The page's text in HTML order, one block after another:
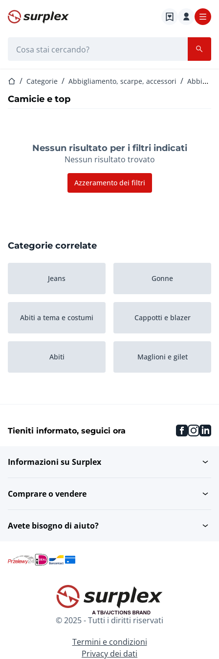
Home
Home Categorie Abbigliamento, scarpe, accessori Abbigliamento donna
Camicie e top
Nessun risultato per i filtri indicati
Nessun risultato trovato
Azzeramento dei filtri
Categorie correlate
Jeans Gonne
Abiti a tema e costumi Cappotti e blazer
Abiti Maglioni e gilet
Accessori
Abbigliamento
premaman
Tieniti informato, seguici ora
Informazioni su Surplex
Comprare o vendere
Avete bisogno di aiuto?
© 2025 - Tutti i diritti riservati
Termini e condizioni
Privacy dei dati